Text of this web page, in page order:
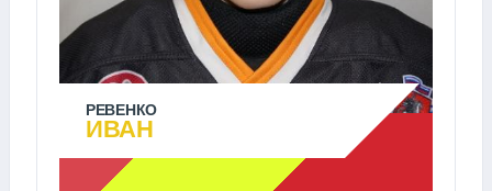
РЕВЕНКО
ИВАН